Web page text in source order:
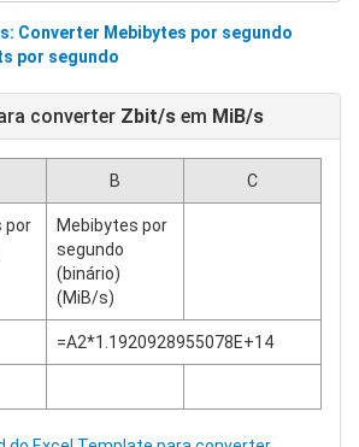
Converter Mebibytes por segundo
por segundo
converter Zbit/s em MiB/s
B C
por
Mebibytes por
segundo
(binário)
(MiB/s)
=A2*1.1920928955078E+14